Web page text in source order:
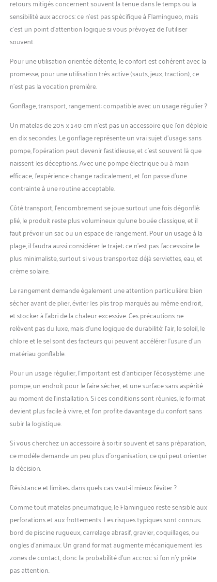
retours mitigés concernent souvent la tenue dans le temps ou la
sensibilité aux accrocs: ce n’est pas spécifique à Flamingueo, mais
c’est un point d’attention logique si vous prévoyez de l’utiliser
souvent.
Pour une utilisation orientée détente, le confort est cohérent avec la
promesse; pour une utilisation très active (sauts, jeux, traction), ce
n’est pas la vocation première.
Gonflage, transport, rangement: compatible avec un usage régulier ?
Un matelas de 205 x 140 cm n’est pas un accessoire que l’on déploie
en dix secondes. Le gonflage représente un vrai sujet d’usage: sans
pompe, l’opération peut devenir fastidieuse, et c’est souvent là que
naissent les déceptions. Avec une pompe électrique ou à main
efficace, l’expérience change radicalement, et l’on passe d’une
contrainte à une routine acceptable.
Côté transport, l’encombrement se joue surtout une fois dégonflé:
plié, le produit reste plus volumineux qu’une bouée classique, et il
faut prévoir un sac ou un espace de rangement. Pour un usage à la
plage, il faudra aussi considérer le trajet: ce n’est pas l’accessoire le
plus minimaliste, surtout si vous transportez déjà serviettes, eau, et
crème solaire.
Le rangement demande également une attention particulière: bien
sécher avant de plier, éviter les plis trop marqués au même endroit,
et stocker à l’abri de la chaleur excessive. Ces précautions ne
relèvent pas du luxe, mais d’une logique de durabilité: l’air, le soleil, le
chlore et le sel sont des facteurs qui peuvent accélérer l’usure d’un
matériau gonflable.
Pour un usage régulier, l’important est d’anticiper l’écosystème: une
pompe, un endroit pour le faire sécher, et une surface sans aspérité
au moment de l’installation. Si ces conditions sont réunies, le format
devient plus facile à vivre, et l’on profite davantage du confort sans
subir la logistique.
Si vous cherchez un accessoire à sortir souvent et sans préparation,
ce modèle demande un peu plus d’organisation, ce qui peut orienter
la décision.
Résistance et limites: dans quels cas vaut-il mieux l’éviter ?
Comme tout matelas pneumatique, le Flamingueo reste sensible aux
perforations et aux frottements. Les risques typiques sont connus:
bord de piscine rugueux, carrelage abrasif, gravier, coquillages, ou
ongles d’animaux. Un grand format augmente mécaniquement les
zones de contact, donc la probabilité d’un accroc si l’on n’y prête
pas attention.